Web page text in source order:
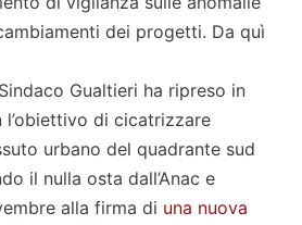
dei progetti. Da quì
Gualtieri ha ripreso in
l’obiettivo di cicatrizzare
urbano del quadrante sud
il nulla osta dall’Anac e
alla firma di una nuova